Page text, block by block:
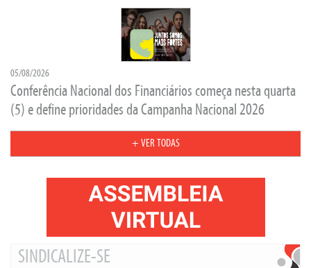
05/08/2026
Conferência Nacional dos Financiários começa nesta quarta
(5) e define prioridades da Campanha Nacional 2026
+ VER TODAS
SINDICALIZE-SE